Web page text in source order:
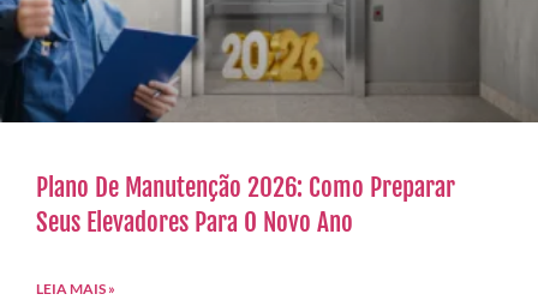
Plano De Manutenção 2026: Como Preparar
Seus Elevadores Para O Novo Ano
LEIA MAIS »